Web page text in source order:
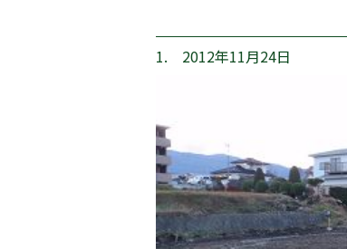
1. 2012年11月24日